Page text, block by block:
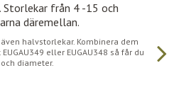
Storlekar från 4 -15 och
däremellan.
halvstorlekar. Kombinera dem
eller EUGAU348 så får du
diameter.